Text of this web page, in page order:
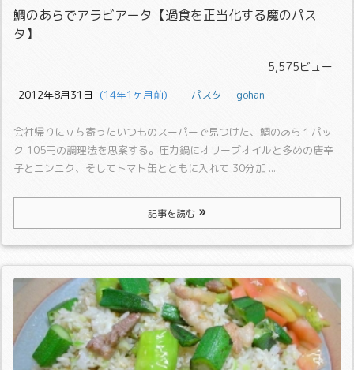
鯛のあらでアラビアータ【過食を正当化する魔のパス
タ】
5,575ビュー
2012年8月31日
  (14年1ヶ月前)
パスタ gohan
会社帰りに立ち寄ったいつものスーパーで見つけた、鯛のあら１パッ
ク 105円の調理法を思案する。 圧力鍋にオリーブオイルと多めの唐辛
子とニンニク、そしてトマト缶とともに入れて 30分加 ...
記事を読む